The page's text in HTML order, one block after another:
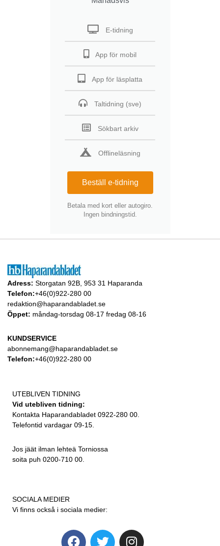
E-tidning
App för mobil
App för läsplatta
Taltidning (sve)
Sökbart arkiv
Offlineläsning
Beställ e-tidning
Betala med kort eller autogiro.
Ingen bindningstid.
Adress: Storgatan 92B, 953 31 Haparanda
Telefon:+46(0)922-280 00
redaktion@haparandabladet.se
Öppet: måndag-torsdag 08-17 fredag 08-16
KUNDSERVICE
abonnemang@haparandabladet.se
Telefon:+46(0)922-280 00
UTEBLIVEN TIDNING
Vid utebliven tidning:
Kontakta Haparandabladet 0922-280 00.
Telefontid vardagar 09-15.
Jos jäät ilman lehteä Torniossa
soita puh 0200-710 00.
SOCIALA MEDIER
Vi finns också i sociala medier: